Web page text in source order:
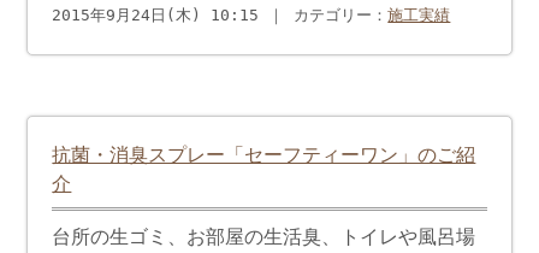
2015年9月24日(木) 10:15 ｜ カテゴリー：施工実績
抗菌・消臭スプレー「セーフティーワン」のご紹
介
台所の生ゴミ、お部屋の生活臭、トイレや風呂場